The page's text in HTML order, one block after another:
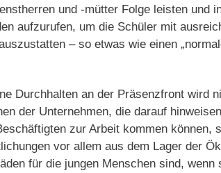
und -mütter Folge leisten und
aufzurufen, um die Schüler mit
– so etwas wie einen
Durchhalten an der Präsenzfront wird
der Unternehmen, die darauf
zur Arbeit kommen können,
vor allem aus dem Lager der
für die jungen Menschen sind,